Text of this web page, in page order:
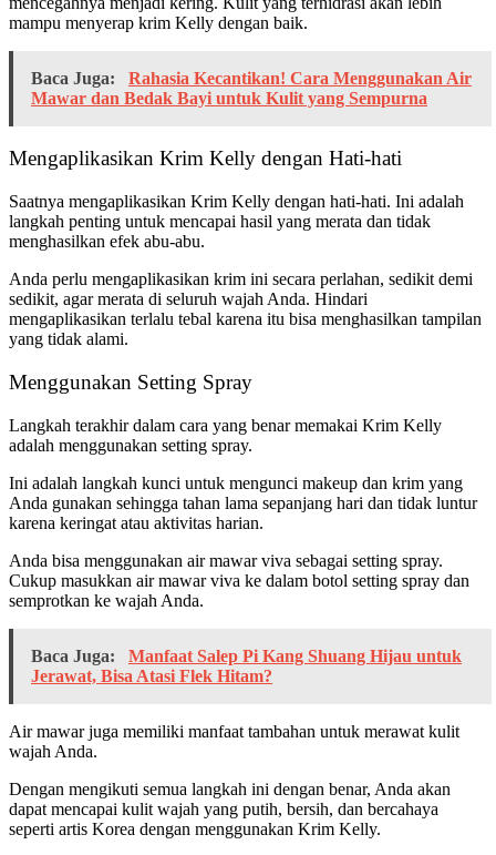
mampu menyerap krim Kelly dengan baik.
Baca Juga:
Rahasia Kecantikan! Cara Menggunakan Air
Mawar dan Bedak Bayi untuk Kulit yang Sempurna
Mengaplikasikan Krim Kelly dengan Hati-hati
Saatnya mengaplikasikan Krim Kelly dengan hati-hati. Ini adalah
langkah penting untuk mencapai hasil yang merata dan tidak
menghasilkan efek abu-abu.
Anda perlu mengaplikasikan krim ini secara perlahan, sedikit demi
sedikit, agar merata di seluruh wajah Anda. Hindari
mengaplikasikan terlalu tebal karena itu bisa menghasilkan tampilan
yang tidak alami.
Menggunakan Setting Spray
Langkah terakhir dalam cara yang benar memakai Krim Kelly
adalah menggunakan setting spray.
Ini adalah langkah kunci untuk mengunci makeup dan krim yang
Anda gunakan sehingga tahan lama sepanjang hari dan tidak luntur
karena keringat atau aktivitas harian.
Anda bisa menggunakan air mawar viva sebagai setting spray.
Cukup masukkan air mawar viva ke dalam botol setting spray dan
semprotkan ke wajah Anda.
Baca Juga:
Manfaat Salep Pi Kang Shuang Hijau untuk
Jerawat, Bisa Atasi Flek Hitam?
Air mawar juga memiliki manfaat tambahan untuk merawat kulit
wajah Anda.
Dengan mengikuti semua langkah ini dengan benar, Anda akan
dapat mencapai kulit wajah yang putih, bersih, dan bercahaya
seperti artis Korea dengan menggunakan Krim Kelly.